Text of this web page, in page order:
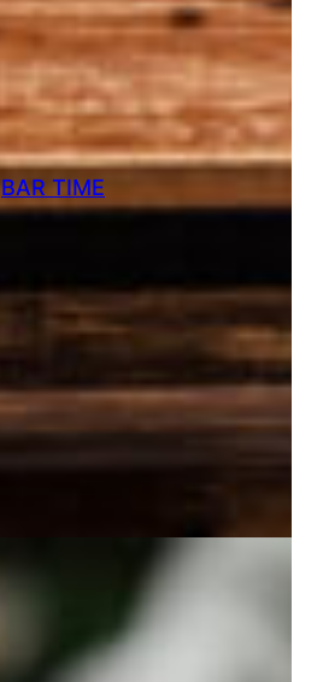
BAR TIME